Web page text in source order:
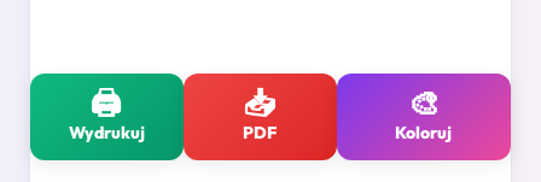
🖨️
Wydrukuj
📥
PDF
🎨
Koloruj